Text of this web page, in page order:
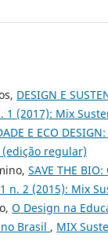
DESIGN E
1 (2017): Mix
E ECO
(edição regular)
SAVE THE
n. 2 (2015): Mix
O Design na
Brasil , MIX